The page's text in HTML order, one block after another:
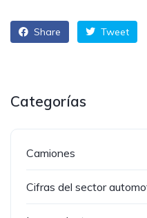
Share Tweet
Categorías
Camiones
Cifras del sector